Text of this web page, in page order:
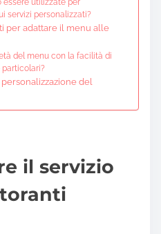
servizi personalizzati?
per adattare il menu alle
del menu con la facilità di
del
il servizio